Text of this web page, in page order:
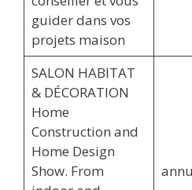
guider dans vos
projets maison
SALON HABITAT
& DÉCORATION
Home
Construction and
Home Design
Show. From